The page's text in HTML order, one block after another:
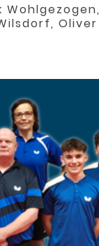
Wohlgezogen,
Oliver